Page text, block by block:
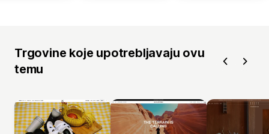
Trgovine koje upotrebljavaju ovu
temu